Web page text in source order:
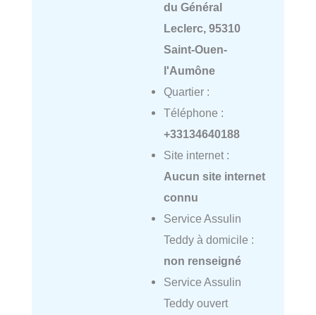
du Général
Leclerc, 95310
Saint-Ouen-
l'Aumône
Quartier :
Téléphone :
+33134640188
Site internet :
Aucun site internet
connu
Service Assulin
Teddy à domicile :
non renseigné
Service Assulin
Teddy ouvert